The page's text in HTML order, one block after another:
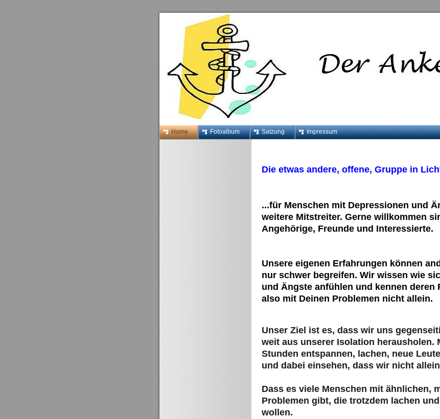
Home Fotoalbum Satzung Impressum
Die etwas andere, offene, Gruppe in
...für Menschen mit Depressionen und
weitere Mitstreiter. Gerne willkommen
Angehörige, Freunde und Interessierte.
Unsere eigenen Erfahrungen können
nur schwer begreifen. Wir wissen wie
und Ängste anfühlen und kennen deren
also mit Deinen Problemen nicht allein.
Unser Ziel ist es, dass wir uns
weit aus unserer Isolation herausholen.
Stunden entspannen, lachen, neue
und dabei einsehen, dass wir nicht
Dass es viele Menschen mit ähnlichen,
Problemen gibt, die trotzdem lachen
wollen.